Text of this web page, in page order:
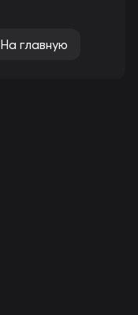
На главную